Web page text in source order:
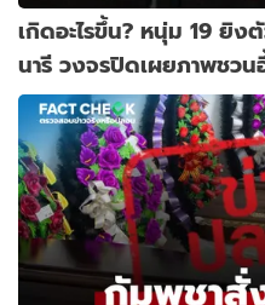
เกิดอะไรขึ้น? หนุ่ม 19 ยิง
นารี วงจรปิดเผยภาพชว